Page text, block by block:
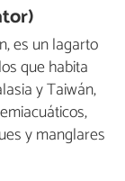
es un lagarto
que habita
y Taiwán,
y manglares